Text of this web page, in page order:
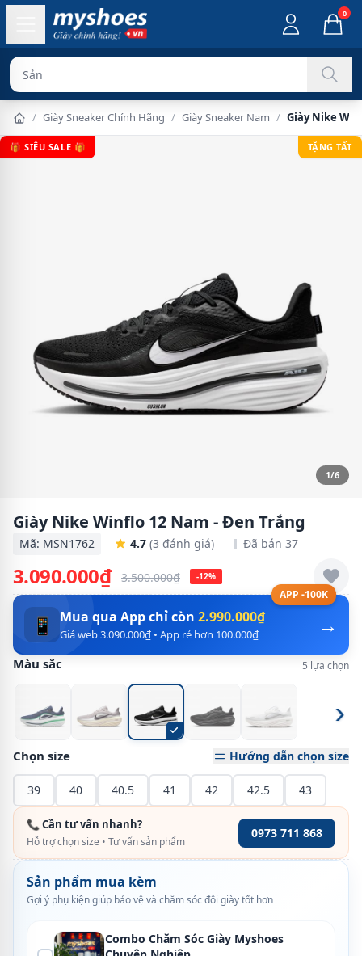
0
Sản phẩm chính
/ Giày Sneaker Chính Hãng / Giày Sneaker Nam / Giày Nike
🎁 SIÊU SALE 🎁 TẶNG TẤT
1/6
Giày Nike Winflo 12 Nam - Đen Trắng
Mã: MSN1762 4.7 (3 đánh giá) Đã bán 37
3.090.000₫ 3.500.000₫ -12%
APP -100K
→
📱 Mua qua App chỉ còn 2.990.000₫
Giá web 3.090.000₫ • App rẻ hơn 100.000₫
Màu sắc 5 lựa chọn
›
Chọn size Hướng dẫn chọn size
39 40 40.5 41 42 42.5 43
📞 Cần tư vấn nhanh?
Hỗ trợ chọn size • Tư vấn sản phẩm
0973 711 868
Sản phẩm mua kèm
Gợi ý phụ kiện giúp bảo vệ và chăm sóc đôi giày tốt hơn
Combo Chăm Sóc Giày Myshoes